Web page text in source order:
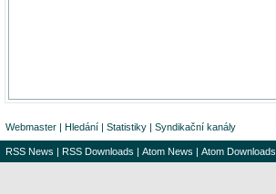
Webmaster | Hledání | Statistiky | Syndikační kanály
RSS News | RSS Downloads | Atom News | Atom Downloads